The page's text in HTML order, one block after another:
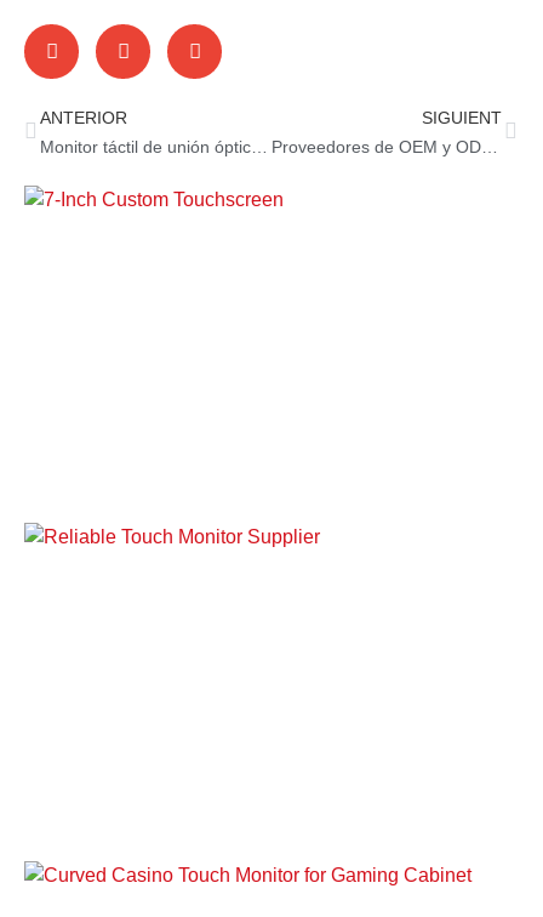
ANTERIOR
SIGUIENT
Proveedores de OEM y ODM de alta calidad: qué considerar